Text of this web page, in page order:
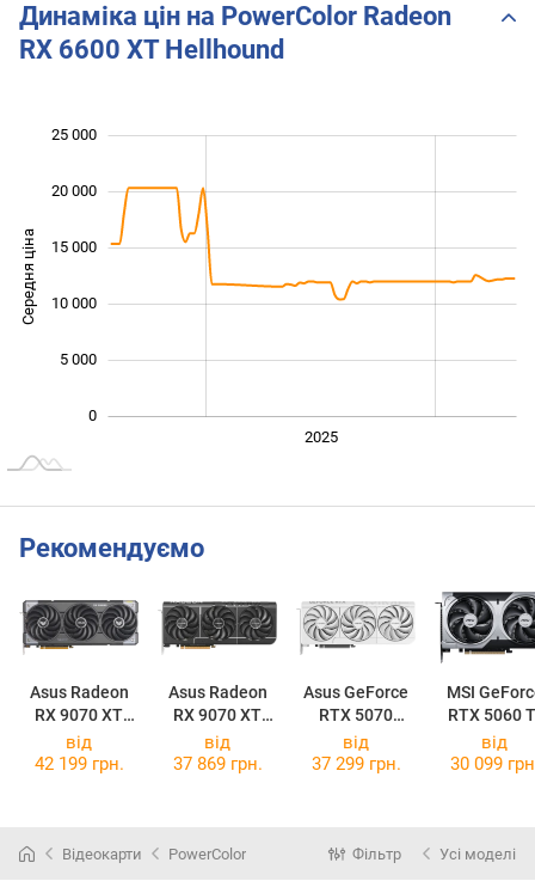
Динаміка цін на PowerColor Radeon
RX 6600 XT Hellhound
Середня ціна
0
5 000
10 000
15 000
20 000
25 000
2025
Рекомендуємо
Asus Radeon
RX 9070 XT
TUF Gaming
OC 16GB
Asus Radeon
RX 9070 XT
Prime OC 16GB
Asus GeForce
RTX 5070
Prime OC White
MSI
RTX 5060
16G
2X OC
від
42 199 грн.
від
37 869 грн.
від
37 299 грн.
від
30 099
Відеокарти PowerColor Фільтр Усі моделі